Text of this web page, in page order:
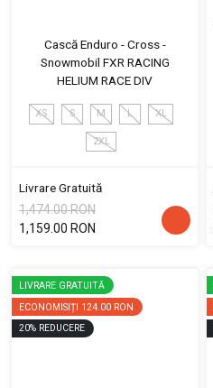
Cască Enduro - Cross -
Snowmobil FXR RACING
HELIUM RACE DIV
XS S M L XL
2XL
Livrare Gratuită
1,474.00 RON
1,159.00 RON
LIVRARE GRATUITĂ
ECONOMISIȚI 124.00 RON
20% REDUCERE